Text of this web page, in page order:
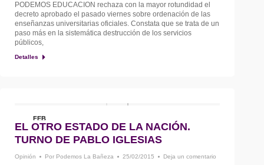
PODEMOS EDUCACION rechaza con la mayor rotundidad el
decreto aprobado el pasado viernes sobre ordenación de las
enseñanzas universitarias oficiales. Constata que se trata de un
paso más en la sistemática destrucción de los servicios
públicos,
Detalles
FEB
25
EL OTRO ESTADO DE LA NACIÓN.
TURNO DE PABLO IGLESIAS
Opinión Por Podemos La Bañeza 25/02/2015 Deja un comentario